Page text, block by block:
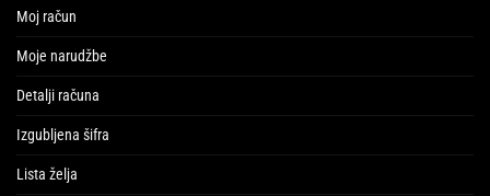
Moj račun
Moje narudžbe
Detalji računa
Izgubljena šifra
Lista želja